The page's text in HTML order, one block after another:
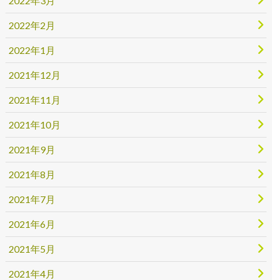
2022年2月
2022年1月
2021年12月
2021年11月
2021年10月
2021年9月
2021年8月
2021年7月
2021年6月
2021年5月
2021年4月